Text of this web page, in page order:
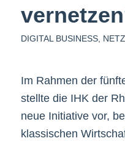
DIGITAL BUSINESS,
ï»¿
Im Rahmen der
stellte die IHK der
neue Initiative vor,
klassischen